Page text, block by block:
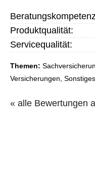
Produktqualität:
Servicequalität:
Themen:
Versicherungen, Sonstiges
« alle Bewertungen